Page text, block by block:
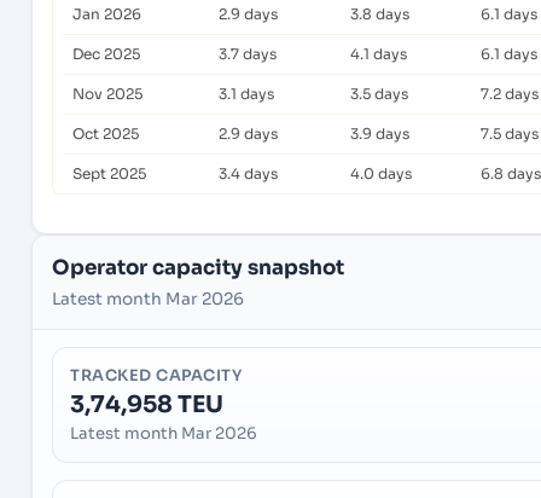
Jan 2026 2.9 days 3.8 days 6.1 days
Dec 2025 3.7 days 4.1 days 6.1 days
Nov 2025 3.1 days 3.5 days 7.2 days
Oct 2025 2.9 days 3.9 days 7.5 days
Sept 2025 3.4 days 4.0 days 6.8 days
Operator capacity snapshot
Latest month Mar 2026
TRACKED CAPACITY
3,74,958 TEU
Latest month Mar 2026